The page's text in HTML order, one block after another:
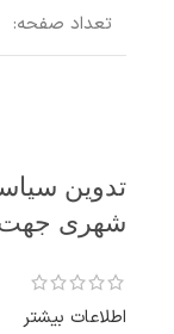
تعداد صفحه:
تدوین
شهری جهت
اطلاعات بیشتر